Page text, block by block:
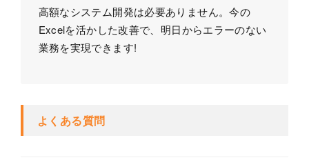
高額なシステム開発は必要ありません。今の
Excelを活かした改善で、明日からエラーのない
業務を実現できます!
よくある質問